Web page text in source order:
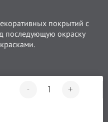
покрытий с
последующую окраску
- +